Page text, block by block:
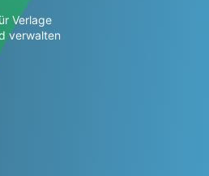
Verlage
verwalten